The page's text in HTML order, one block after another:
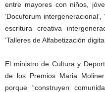
entre mayores con niños,
‘Docuforum intergeneracional’,
escritura creativa
‘Talleres de Alfabetización
El ministro de Cultura y
de los Premios Maria
porque “construyen